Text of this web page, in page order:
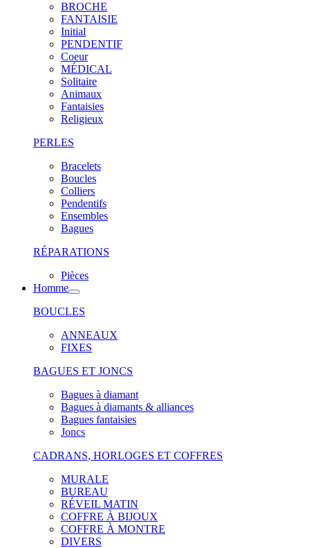
BROCHE
FANTAISIE
Initial
PENDENTIF
Coeur
MÉDICAL
Solitaire
Animaux
Fantaisies
Religieux
PERLES
Bracelets
Boucles
Colliers
Pendentifs
Ensembles
Bagues
RÉPARATIONS
Pièces
Homme
BOUCLES
ANNEAUX
FIXES
BAGUES ET JONCS
Bagues à diamant
Bagues à diamants & alliances
Bagues fantaisies
Joncs
CADRANS, HORLOGES ET COFFRES
MURALE
BUREAU
RÉVEIL MATIN
COFFRE À BIJOUX
COFFRE À MONTRE
DIVERS